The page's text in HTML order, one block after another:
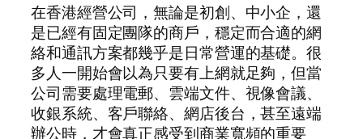
在香港經營公司，無論是初創、中小企，還
是已經有固定團隊的商戶，穩定而合適的網
絡和通訊方案都幾乎是日常營運的基礎。很
多人一開始會以為只要有上網就足夠，但當
公司需要處理電郵、雲端文件、視像會議、
收銀系統、客戶聯絡、網店後台，甚至遠端
辦公時，才會真正感受到商業寬頻的重要